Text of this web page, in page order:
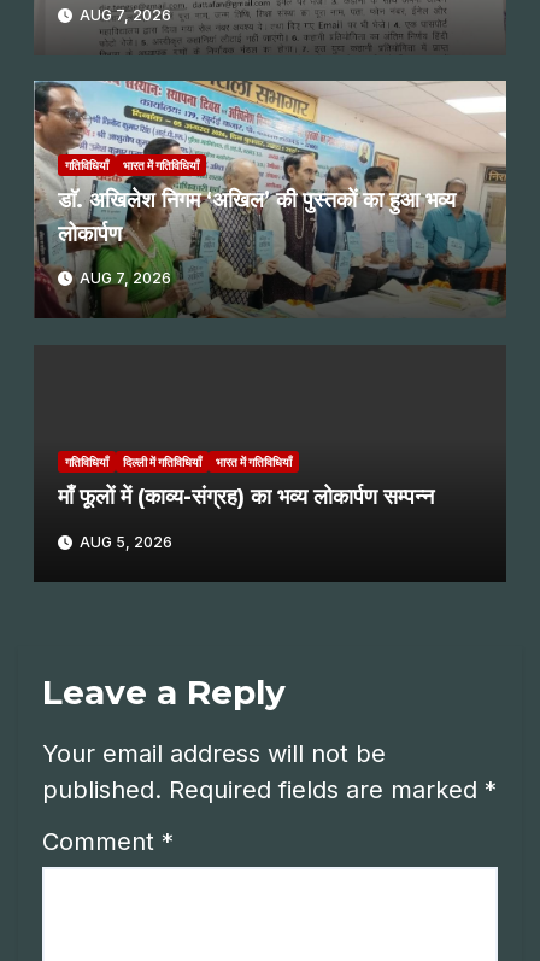
AUG 7, 2026
गतिविधियाँ भारत में गतिविधियाँ
डाॅ. अखिलेश निगम ‘अखिल’ की पुस्तकों का हुआ भव्य
लोकार्पण
AUG 7, 2026
गतिविधियाँ दिल्ली में गतिविधियाँ भारत में गतिविधियाँ
माँ फूलों में (काव्य-संग्रह) का भव्य लोकार्पण सम्पन्न
AUG 5, 2026
Leave a Reply
Your email address will not be
published. Required fields are marked *
Comment *